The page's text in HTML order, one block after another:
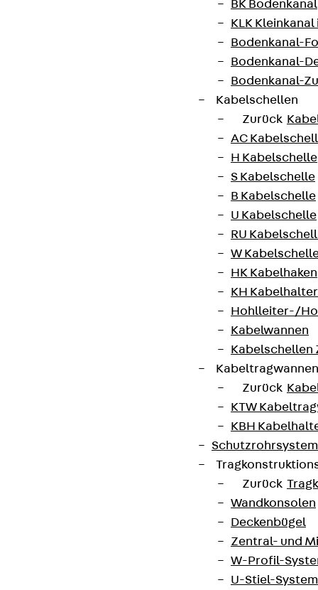
BK Bodenkanal
KLK
Bodenkanal-
Bodenkanal-
Bodenkanal-
Kabelschellen
Zurück
AC
H Kabelschelle
S Kabelschelle
B Kabelschelle
U Kabelschelle
RU
W
HK Kabelhaken
KH Kabelhalter
Hohlleiter-/
Kabelwannen
Kabelschellen
Zurück
KTW
KBH
Zurück
Wandkonsolen
Deckenbügel
Zentral- und
W-Profil-
U-Stiel-System